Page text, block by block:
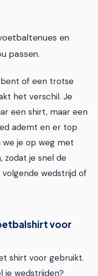
en
passen.
of een trotse
het verschil. Je
een shirt, maar een
ademt en er top
je op weg met
zodat je snel de
wedstrijd of
voor
shirt voor gebruikt.
je wedstrijden?